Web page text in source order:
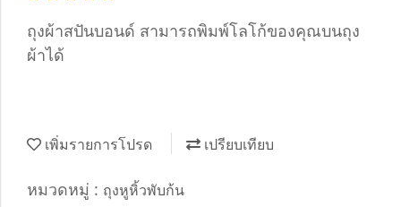
ถุงผ้าสปันบอนด์ สามารถพิมพ์โลโก้ของคุณบนถุง
ผ้าได้
เพิ่มรายการโปรด เปรียบเทียบ
หมวดหมู่ : ถุงหูหิ้วพับก้น